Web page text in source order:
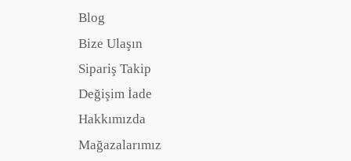
Blog
Bize Ulaşın
Sipariş Takip
Değişim İade
Hakkımızda
Mağazalarımız